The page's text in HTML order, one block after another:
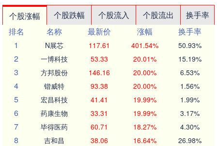
个股涨幅 个股跌幅 个股流入 个股流出
换手率
排名
名称 最新价 涨幅
换手率
1
N展芯 117.61 401.54% 50.93%
2 一博科技 53.33 20.01% 15.19%
3 方邦股份 146.16 20.00% 6.53%
4 锴威特 93.38 20.00% 1.56%
5 宏昌科技 41.41 19.99% 1.99%
6 药康生物 33.31 19.99% 3.17%
7 毕得医药 60.71 18.27% 4.30%
8 吉和昌 38.06 16.64% 26.98%